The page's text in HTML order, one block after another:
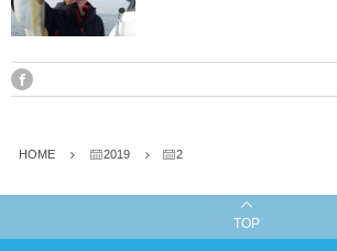
HOME 2019 2
TOP